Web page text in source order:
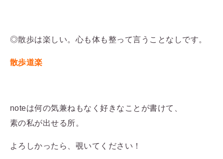
◎散歩は楽しい。心も体も整って言うことなしです。
散歩道楽
noteは何の気兼ねもなく好きなことが書けて、
素の私が出せる所。
よろしかったら、覗いてください！